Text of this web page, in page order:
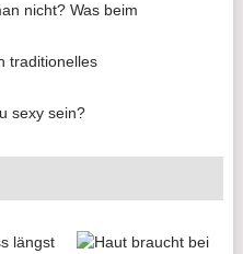
nicht? Was beim
traditionelles
sexy sein?